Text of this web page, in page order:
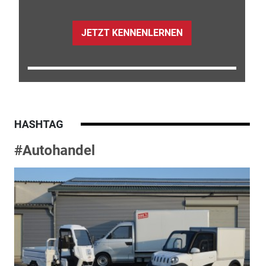
JETZT KENNENLERNEN
HASHTAG
#Autohandel